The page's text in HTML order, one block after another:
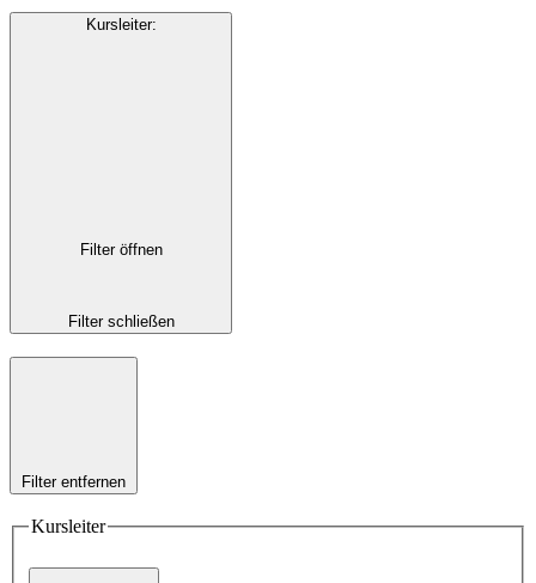
Kursleiter:
Filter öffnen
Filter schließen
Filter entfernen
Kursleiter